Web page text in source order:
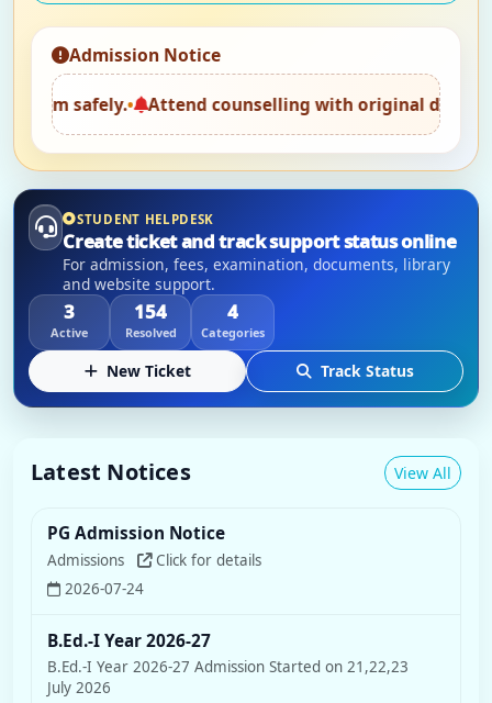
Admission Notice
Attend counselling with original documents and
STUDENT HELPDESK
Create ticket and track support status online
For admission, fees, examination, documents, library
and website support.
3
Active
154
Resolved
4
Categories
New Ticket Track Status
Latest Notices View All
PG Admission Notice
Admissions
Click for details
2026-07-24
B.Ed.-I Year 2026-27
B.Ed.-I Year 2026-27 Admission Started on 21,22,23
July 2026